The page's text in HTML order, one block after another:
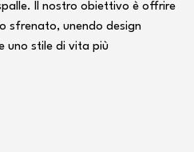
Il nostro obiettivo è offrire
sfrenato, unendo design
uno stile di vita più